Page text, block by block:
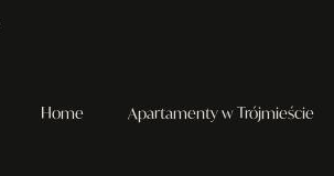
Home Apartamenty w Trójmieście